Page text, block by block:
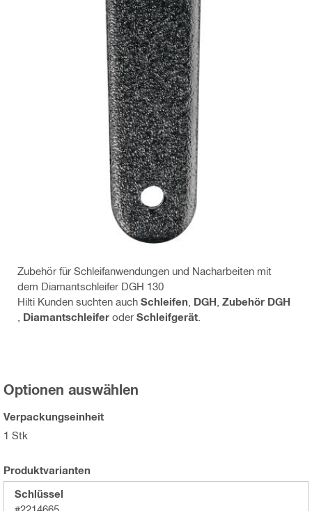
Zubehör für Schleifanwendungen und Nacharbeiten mit
dem Diamantschleifer DGH 130
Hilti Kunden suchten auch Schleifen DGH Zubehör DGH
Diamantschleifer oder Schleifgerät
Optionen auswählen
Verpackungseinheit
1 Stk
Produktvarianten
Schlüssel